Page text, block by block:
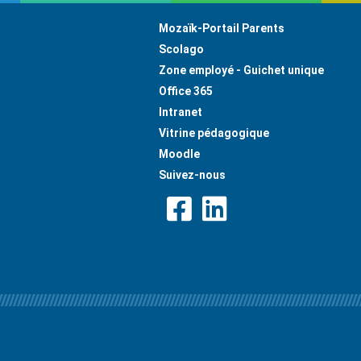
Footer
Mozaïk-Portail Parents
Scolago
Zone employé - Guichet unique
Office 365
Intranet
Vitrine pédagogique
Moodle
Suivez-nous